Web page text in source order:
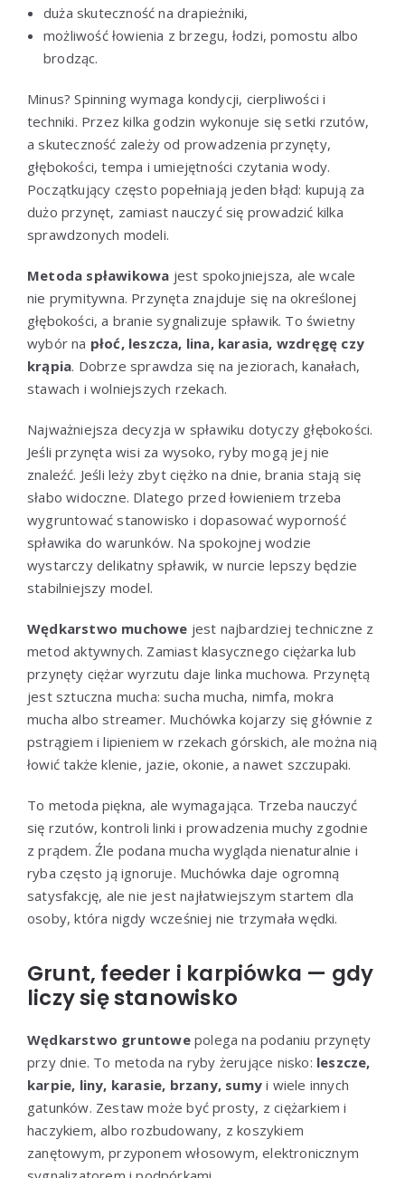
duża skuteczność na drapieżniki,
możliwość łowienia z brzegu, łodzi, pomostu albo
brodząc.
Minus? Spinning wymaga kondycji, cierpliwości i
techniki. Przez kilka godzin wykonuje się setki rzutów,
a skuteczność zależy od prowadzenia przynęty,
głębokości, tempa i umiejętności czytania wody.
Początkujący często popełniają jeden błąd: kupują za
dużo przynęt, zamiast nauczyć się prowadzić kilka
sprawdzonych modeli.
Metoda spławikowa jest spokojniejsza, ale wcale
nie prymitywna. Przynęta znajduje się na określonej
głębokości, a branie sygnalizuje spławik. To świetny
wybór na płoć, leszcza, lina, karasia, wzdręgę czy
krąpia. Dobrze sprawdza się na jeziorach, kanałach,
stawach i wolniejszych rzekach.
Najważniejsza decyzja w spławiku dotyczy głębokości.
Jeśli przynęta wisi za wysoko, ryby mogą jej nie
znaleźć. Jeśli leży zbyt ciężko na dnie, brania stają się
słabo widoczne. Dlatego przed łowieniem trzeba
wygruntować stanowisko i dopasować wyporność
spławika do warunków. Na spokojnej wodzie
wystarczy delikatny spławik, w nurcie lepszy będzie
stabilniejszy model.
Wędkarstwo muchowe jest najbardziej techniczne z
metod aktywnych. Zamiast klasycznego ciężarka lub
przynęty ciężar wyrzutu daje linka muchowa. Przynętą
jest sztuczna mucha: sucha mucha, nimfa, mokra
mucha albo streamer. Muchówka kojarzy się głównie z
pstrągiem i lipieniem w rzekach górskich, ale można nią
łowić także klenie, jazie, okonie, a nawet szczupaki.
To metoda piękna, ale wymagająca. Trzeba nauczyć
się rzutów, kontroli linki i prowadzenia muchy zgodnie
z prądem. Źle podana mucha wygląda nienaturalnie i
ryba często ją ignoruje. Muchówka daje ogromną
satysfakcję, ale nie jest najłatwiejszym startem dla
osoby, która nigdy wcześniej nie trzymała wędki.
Grunt, feeder i karpiówka — gdy
liczy się stanowisko
Wędkarstwo gruntowepolega na podaniu przynęty
przy dnie. To metoda na ryby żerujące nisko: leszcze,
karpie, liny, karasie, brzany, sumy i wiele innych
gatunków. Zestaw może być prosty, z ciężarkiem i
haczykiem, albo rozbudowany, z koszykiem
zanętowym, przyponem włosowym, elektronicznym